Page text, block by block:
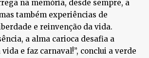
na memória, desde sempre, a
também experiências de
e reinvenção da vida.
a alma carioca desafia a
e faz carnaval!”, conclui a verde